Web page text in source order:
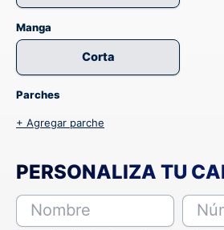
Manga
Corta
Parches
+ Agregar parche
PERSONALIZA TU
Nombre